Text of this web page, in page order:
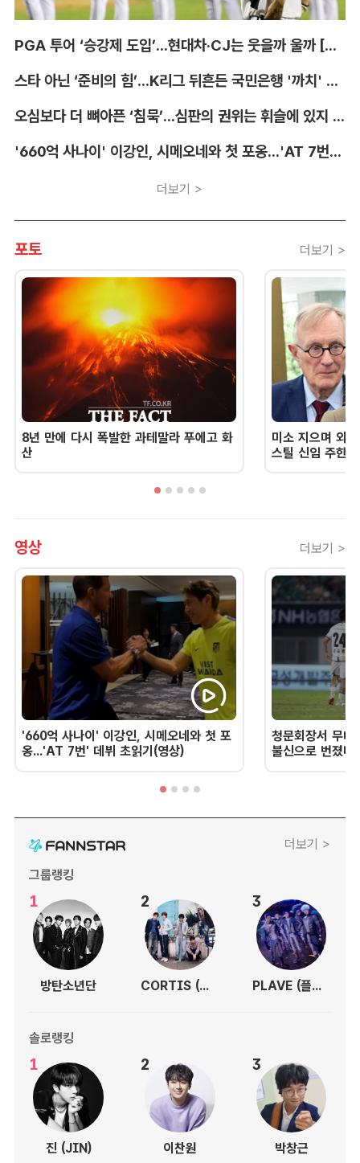
PGA 투어 ‘승강제 도입’...현대차·CJ는 웃을까 울까 [박호윤의 IN&OUT]
스타 아닌 ‘준비의 힘’...K리그 뒤흔든 국민은행 '까치' 사단 [이영규의 비욘더매치]
오심보다 더 뼈아픈 ‘침묵’...심판의 권위는 휘슬에 있지 않다 [박순규의 창]
'660억 사나이' 이강인, 시메오네와 첫 포옹...'AT 7번' 데뷔 초읽기
더보기 >
포토 더보기 >
8년 만에 다시 폭발한 과테말라 푸에고 화
산
미소 지으며 외
스틸 신임 주한
영상 더보기 >
'660억 사나이' 이강인, 시메오네와 첫 포
옹...'AT 7번' 데뷔 초읽기(영상)
청문회장서 무너
불신으로 번졌
더보기 >
그룹랭킹
1
방탄소년단
2
CORTIS (코르티스)
3
PLAVE (플레이브)
솔로랭킹
1
진 (JIN)
2
이찬원
3
박창근